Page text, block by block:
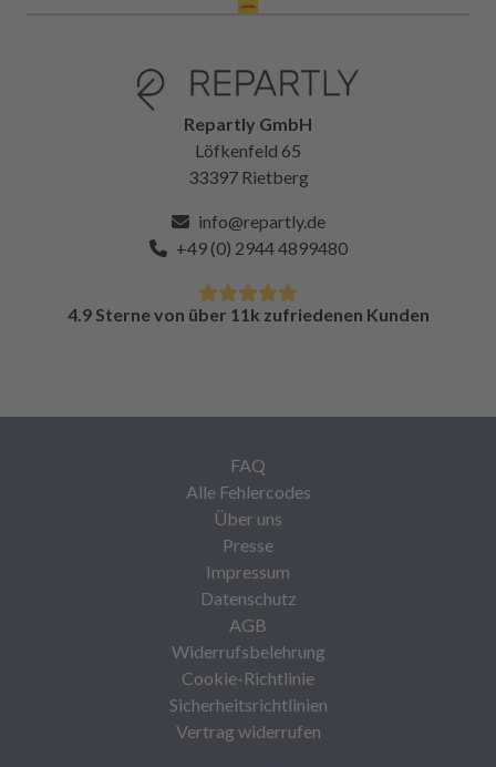
Repartly GmbH
Löfkenfeld 65
33397 Rietberg
info@repartly.de
+49 (0) 2944 4899480
4.9 Sterne von über 11k zufriedenen Kunden
FAQ
Alle Fehlercodes
Über uns
Presse
Impressum
Datenschutz
AGB
Widerrufsbelehrung
Cookie-Richtlinie
Sicherheitsrichtlinien
Vertrag widerrufen